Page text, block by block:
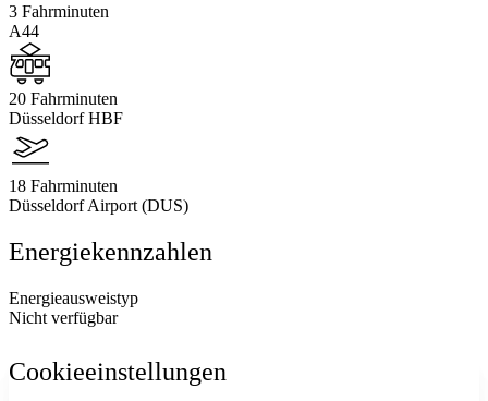
3 Fahrminuten
A44
20 Fahrminuten
Düsseldorf HBF
18 Fahrminuten
Düsseldorf Airport (DUS)
Energiekennzahlen
Energieausweistyp
Nicht verfügbar
Cookieeinstellungen